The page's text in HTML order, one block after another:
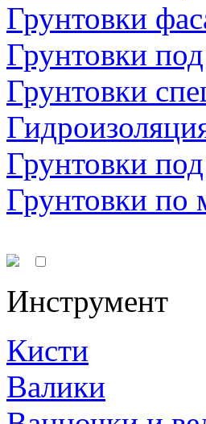
Грунтовки
Грунтовки
Грунтовки
Грунтовки
Грунтовки по
Инструмент
Кисти
Валики